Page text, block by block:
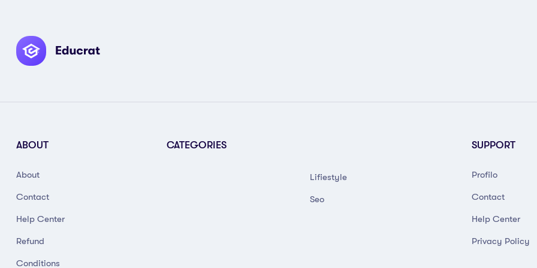
ABOUT
About
Contact
Help Center
Refund
Conditions
CATEGORIES
Lifiestyle
Seo
SUPPORT
Profilo
Contact
Help Center
Privacy Policy